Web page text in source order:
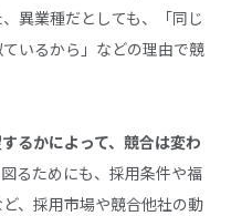
異業種だとしても、「同じ
いるから」などの理由で競
るかによって、競合は変わ
るためにも、採用条件や福
、採用市場や競合他社の動